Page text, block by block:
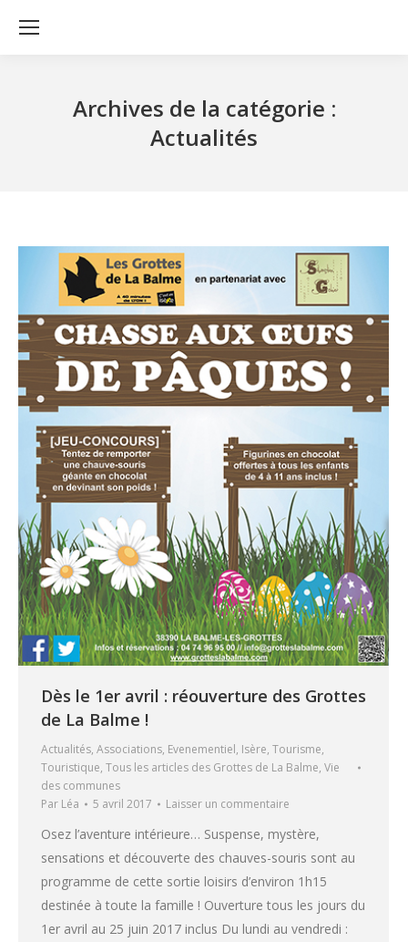
Archives de la catégorie :
Actualités
Dès le 1er avril : réouverture des Grottes
de La Balme !
Actualités, Associations, Evenementiel, Isère, Tourisme,
Touristique, Tous les articles des Grottes de La Balme, Vie
des communes
Par Léa 5 avril 2017 Laisser un commentaire
Osez l’aventure intérieure… Suspense, mystère,
sensations et découverte des chauves-souris sont au
programme de cette sortie loisirs d’environ 1h15
destinée à toute la famille ! Ouverture tous les jours du
1er avril au 25 juin 2017 inclus Du lundi au vendredi :